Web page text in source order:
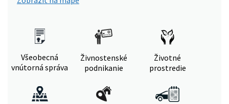
Všeobecná
vnútorná správa
Živnostenské
podnikanie
Životné
prostredie